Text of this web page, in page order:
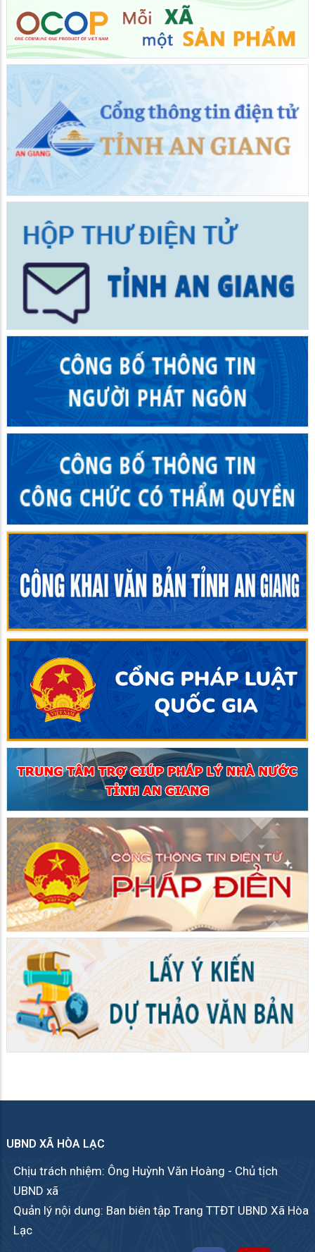
UBND XÃ HÒA LẠC
Chịu trách nhiệm: Ông Huỳnh Văn Hoàng - Chủ tịch
UBND xã
Quản lý nội dung: Ban biên tập Trang TTĐT UBND Xã Hòa
Lạc